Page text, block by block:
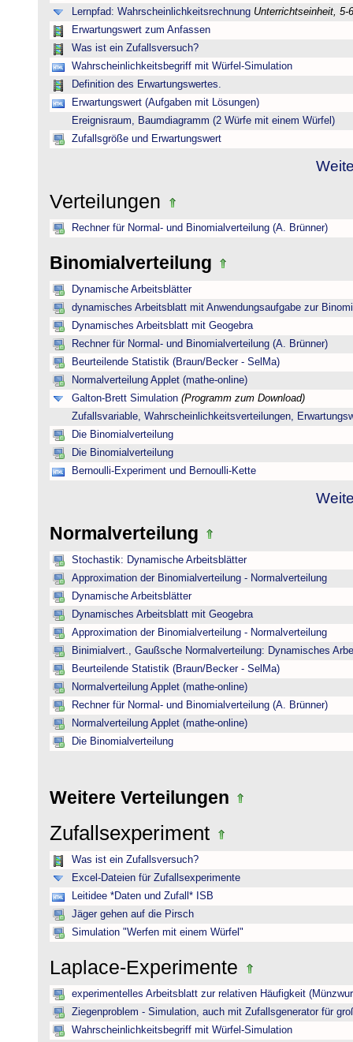
Lernpfad: Wahrscheinlichkeitsrechnung Unterrichtseinheit, 5-
Erwartungswert zum Anfassen
Was ist ein Zufallsversuch?
Wahrscheinlichkeitsbegriff mit Würfel-Simulation
Definition des Erwartungswertes.
Erwartungswert (Aufgaben mit Lösungen)
Ereignisraum, Baumdiagramm (2 Würfe mit einem Würfel)
Zufallsgröße und Erwartungswert
Verteilungen
Rechner für Normal- und Binomialverteilung (A. Brünner)
Binomialverteilung
Dynamische Arbeitsblätter
dynamisches Arbeitsblatt mit Anwendungsaufgabe zur
Dynamisches Arbeitsblatt mit Geogebra
Rechner für Normal- und Binomialverteilung (A. Brünner)
Beurteilende Statistik (Braun/Becker - SelMa)
Normalverteilung Applet (mathe-online)
Galton-Brett Simulation (Programm zum Download)
Zufallsvariable, Wahrscheinlichkeitsverteilungen,
Die Binomialverteilung
Die Binomialverteilung
Bernoulli-Experiment und Bernoulli-Kette
Normalverteilung
Stochastik: Dynamische Arbeitsblätter
Approximation der Binomialverteilung - Normalverteilung
Dynamische Arbeitsblätter
Dynamisches Arbeitsblatt mit Geogebra
Approximation der Binomialverteilung - Normalverteilung
Binimialvert., Gaußsche Normalverteilung: Dynamisches
Beurteilende Statistik (Braun/Becker - SelMa)
Normalverteilung Applet (mathe-online)
Rechner für Normal- und Binomialverteilung (A. Brünner)
Normalverteilung Applet (mathe-online)
Die Binomialverteilung
Weitere Verteilungen
Zufallsexperiment
Was ist ein Zufallsversuch?
Excel-Dateien für Zufallsexperimente
Leitidee *Daten und Zufall* ISB
Jäger gehen auf die Pirsch
Simulation "Werfen mit einem Würfel"
Laplace-Experimente
experimentelles Arbeitsblatt zur relativen Häufigkeit
Ziegenproblem - Simulation, auch mit Zufallsgenerator für
Wahrscheinlichkeitsbegriff mit Würfel-Simulation